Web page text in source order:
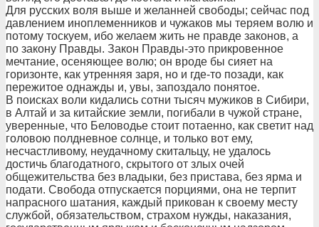
Для русских воля выше и желанней свободы; сейчас под
давлением иноплеменников и чужаков мы теряем волю и
потому тоскуем, ибо желаем жить не правде законов, а
по закону Правды. Закон Правды-это прикровенное
мечтание, осеняющее волю; он вроде бы сияет на
горизонте, как утренняя заря, но и где-то позади, как
пережитое однажды и, увы, запоздало понятое.
В поисках воли кидались сотни тысяч мужиков в Сибири,
в Алтай и за китайские земли, погибали в чужой стране,
уверенные, что Беловодье стоит потаенно, как светит над
головою полдневное солнце, и только вот ему,
несчастливому, неудачному скитальцу, не удалось
достичь благодатного, скрытого от злых очей
общежительства без владыки, без пристава, без ярма и
подати. Свобода отпускается порциями, она не терпит
напрасного шатания, каждый прикован к своему месту
службой, обязательством, страхом нужды, наказания,